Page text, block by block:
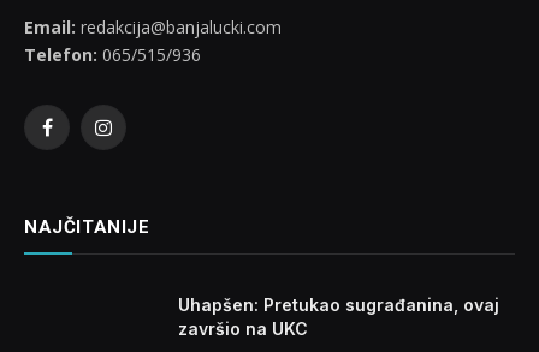
Email: redakcija@banjalucki.com
Telefon: 065/515/936
FacebookInstagram
NAJČITANIJE
Uhapšen: Pretukao sugrađanina, ovaj
završio na UKC